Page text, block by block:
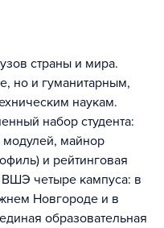
страны и мира.
но и гуманитарным,
наукам.
набор студента:
модулей, майнор
и рейтинговая
четыре кампуса: в
Новгороде и в
образовательная